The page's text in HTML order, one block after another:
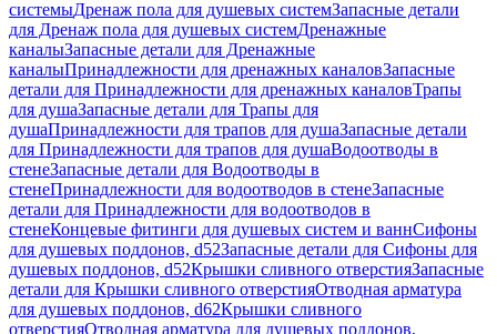
системыДренаж пола для душевых системЗапасные детали
для Дренаж пола для душевых системДренажные
каналыЗапасные детали для Дренажные
каналыПринадлежности для дренажных каналовЗапасные
детали для Принадлежности для дренажных каналовТрапы
для душаЗапасные детали для Трапы для
душаПринадлежности для трапов для душаЗапасные детали
для Принадлежности для трапов для душаВодоотводы в
стенеЗапасные детали для Водоотводы в
стенеПринадлежности для водоотводов в стенеЗапасные
детали для Принадлежности для водоотводов в
стенеКонцевые фитинги для душевых систем и ваннСифоны
для душевых поддонов, d52Запасные детали для Сифоны для
душевых поддонов, d52Крышки сливного отверстияЗапасные
детали для Крышки сливного отверстияОтводная арматура
для душевых поддонов, d62Крышки сливного
отверстияОтводная арматура для душевых поддонов,